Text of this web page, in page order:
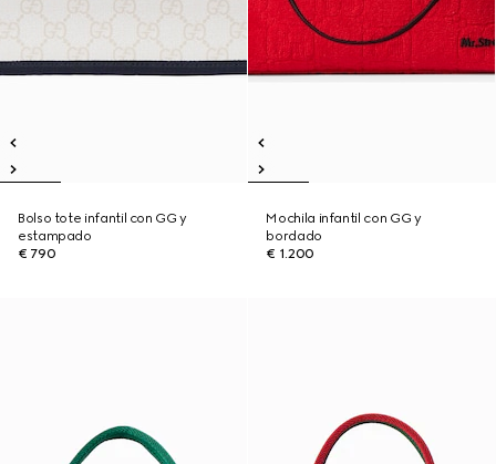
Bolso tote infantil con GG y
estampado
€ 790
Mochila infantil con GG y
bordado
€ 1.200